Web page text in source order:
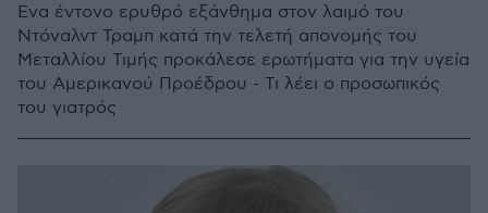
Ένα έντονο ερυθρό εξάνθημα στον λαιμό του
Ντόναλντ Τραμπ κατά την τελετή απονομής του
Μεταλλίου Τιμής προκάλεσε ερωτήματα για την υγεία
του Αμερικανού Προέδρου - Τι λέει ο προσωπικός
του γιατρός